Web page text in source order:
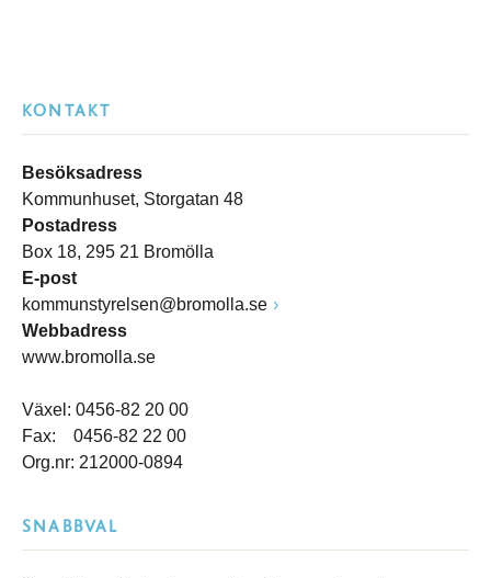
KONTAKT
Besöksadress
Kommunhuset, Storgatan 48
Postadress
Box 18, 295 21 Bromölla
E-post
kommunstyrelsen@bromolla.se
Webbadress
www.bromolla.se
Växel: 0456-82 20 00
Fax: 0456-82 22 00
Org.nr: 212000-0894
SNABBVAL